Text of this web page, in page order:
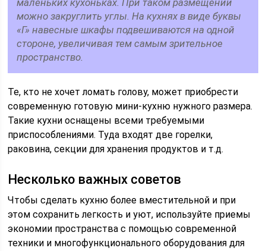
маленьких кухоньках. При таком размещении
можно закруглить углы. На кухнях в виде буквы
«Г» навесные шкафы подвешиваются на одной
стороне, увеличивая тем самым зрительное
пространство.
Те, кто не хочет ломать голову, может приобрести
современную готовую мини-кухню нужного размера.
Такие кухни оснащены всеми требуемыми
приспособлениями. Туда входят две горелки,
раковина, секции для хранения продуктов и т.д.
Несколько важных советов
Чтобы сделать кухню более вместительной и при
этом сохранить легкость и уют, используйте приемы
экономии пространства с помощью современной
техники и многофункционального оборудования для